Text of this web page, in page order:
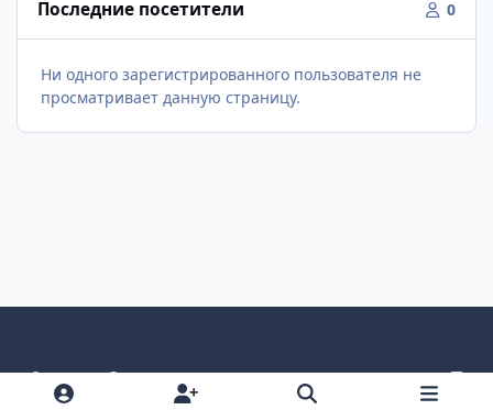
Последние посетители 0
Ни одного зарегистрированного пользователя не
просматривает данную страницу.
Светлый режим
Темный режим
Как в системе
v
k